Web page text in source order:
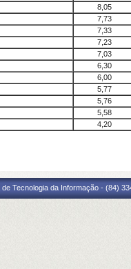
8,05
7,73
7,33
7,23
7,03
6,30
6,00
5,77
5,76
5,58
4,20
de Tecnologia da Informação - (84)